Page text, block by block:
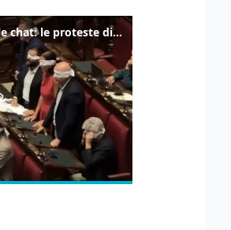
Delmastro, negato l'uso delle chat: le proteste di Avs e M5s